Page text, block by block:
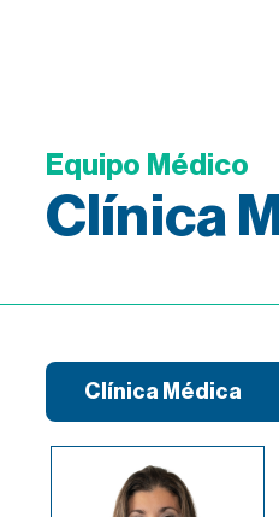
Equipo Médico
Clínica
Clínica Médica